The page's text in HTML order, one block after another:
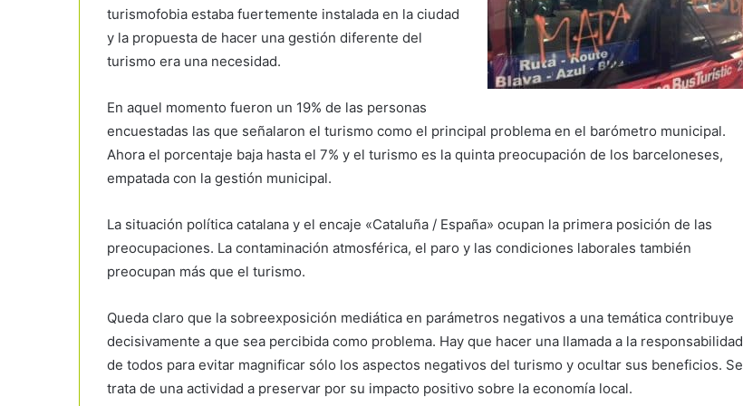
turismofobia estaba fuertemente instalada en la ciudad
y la propuesta de hacer una gestión diferente del
turismo era una necesidad.
En aquel momento fueron un 19% de las personas
encuestadas las que señalaron el turismo como el principal problema en el barómetro municipal.
Ahora el porcentaje baja hasta el 7% y el turismo es la quinta preocupación de los barceloneses,
empatada con la gestión municipal.
La situación política catalana y el encaje «Cataluña / España» ocupan la primera posición de las
preocupaciones. La contaminación atmosférica, el paro y las condiciones laborales también
preocupan más que el turismo.
Queda claro que la sobreexposición mediática en parámetros negativos a una temática contribuye
decisivamente a que sea percibida como problema. Hay que hacer una llamada a la responsabilidad
de todos para evitar magnificar sólo los aspectos negativos del turismo y ocultar sus beneficios. Se
trata de una actividad a preservar por su impacto positivo sobre la economía local.
Cataluña bate récords de visitantes
extranjeros en el inicio del verano